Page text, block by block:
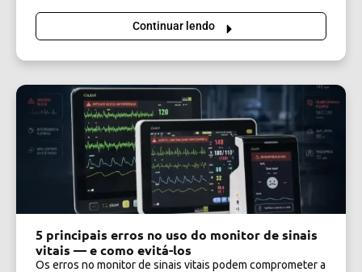
Continuar lendo
5 principais erros no uso do monitor de sinais
vitais — e como evitá-los
Os erros no monitor de sinais vitais podem comprometer a